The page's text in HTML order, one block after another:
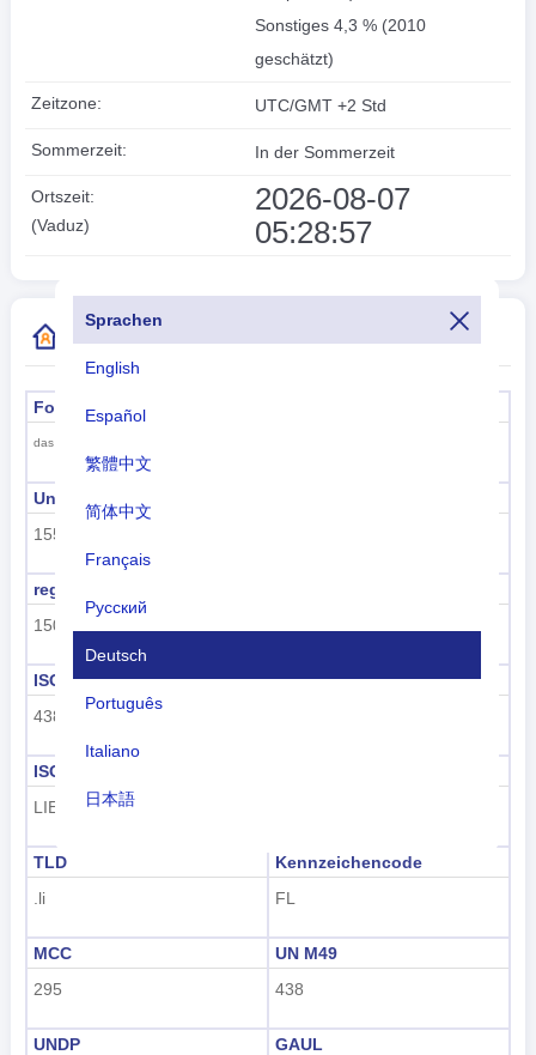
Sprachen
English
Español
繁體中文
简体中文
Français
Русский
Deutsch
Português
Italiano
日本語
Indonesian
Sonstiges 4,3 % (2010
geschätzt)
Zeitzone: UTC/GMT +2 Std
Sommerzeit: In der Sommerzeit
Ortszeit:
(Vaduz)
2026-08-07
05:28:57
Weitere Informationen zum Ländercode
Formeller Name
das Fürstentum Liechtenstein
Unterregionscode
155
regioncode
150
ISO 3166-1 numerisch
438
ISO 3166-1-Alpha-2
ISO 3166-1-Alpha-3
LIE
TLD
.li
Kennzeichencode
FL
MCC
295
UN M49
438
UNDP
GAUL